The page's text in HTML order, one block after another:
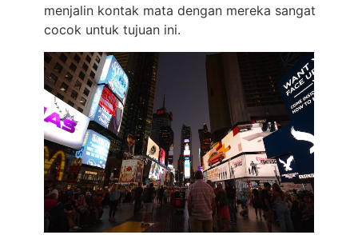
menjalin kontak mata dengan mereka sangat
cocok untuk tujuan ini.